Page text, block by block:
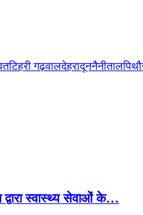
टिहरी गढ़वालदेहरादूननैनीताल
स्वास्थ्य सेवाओं के…